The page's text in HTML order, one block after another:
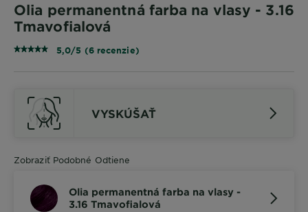
Olia permanentná farba na vlasy - 3.16
Tmavofialová
5,0/5 (6 recenzie)
VYSKÚŠAŤ
Zobraziť Podobné Odtiene
Olia permanentná farba na vlasy -
3.16 Tmavofialová